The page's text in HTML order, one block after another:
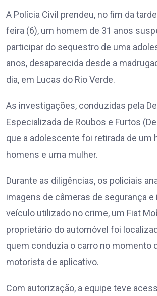
A Polícia Civil prendeu, no fim da
feira (6), um homem de 31 anos
participar do sequestro de uma
anos, desaparecida desde a
dia, em Lucas do Rio Verde.
As investigações, conduzidas pela
Especializada de Roubos e Furtos
que a adolescente foi retirada de um
homens e uma mulher.
Durante as diligências, os policiais
imagens de câmeras de segurança
veículo utilizado no crime, um Fiat
proprietário do automóvel foi
quem conduzia o carro no momento
motorista de aplicativo.
Com autorização, a equipe teve